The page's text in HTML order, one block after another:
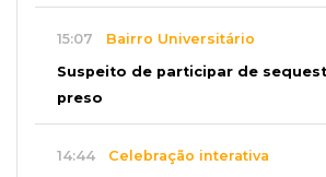
15:07 Bairro Universitário
Suspeito de participar de
preso
14:44 Celebração interativa